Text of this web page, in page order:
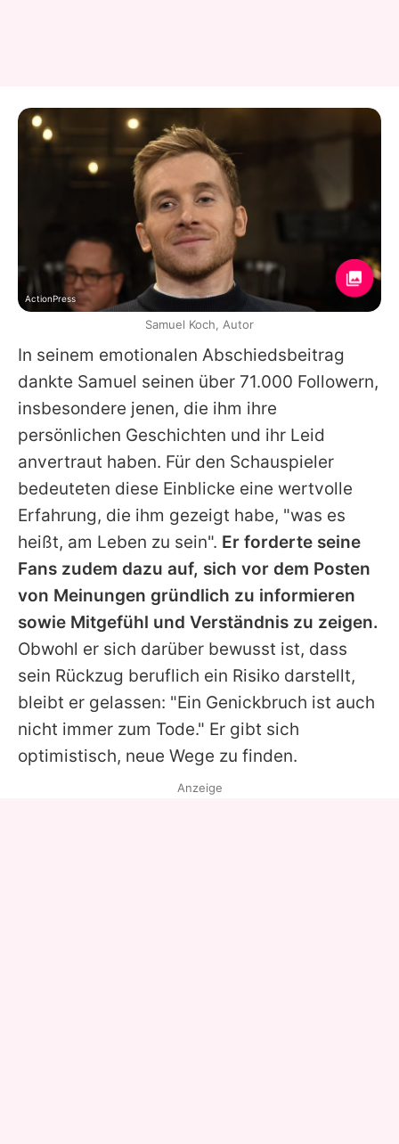
In seinem emotionalen Abschiedsbeitrag
dankte Samuel seinen über 71.000 Followern,
insbesondere jenen, die ihm ihre
persönlichen Geschichten und ihr Leid
anvertraut haben. Für den Schauspieler
bedeuteten diese Einblicke eine wertvolle
Erfahrung, die ihm gezeigt habe, "was es
heißt, am Leben zu sein". Er forderte seine
Fans zudem dazu auf, sich vor dem Posten
von Meinungen gründlich zu informieren
sowie Mitgefühl und Verständnis zu zeigen.
Obwohl er sich darüber bewusst ist, dass
sein Rückzug beruflich ein Risiko darstellt,
bleibt er gelassen: "Ein Genickbruch ist auch
nicht immer zum Tode." Er gibt sich
optimistisch, neue Wege zu finden.
ActionPress
Samuel Koch, Autor
Anzeige